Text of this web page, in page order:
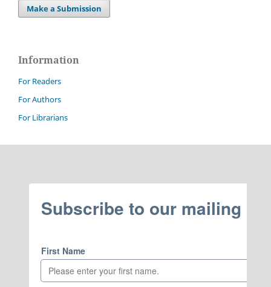
Make a Submission
Information
For Readers
For Authors
For Librarians